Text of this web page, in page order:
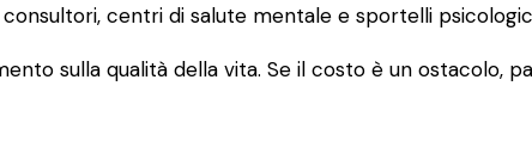
consultori, centri di salute mentale e sportelli
sulla qualità della vita. Se il costo è un ostacolo,